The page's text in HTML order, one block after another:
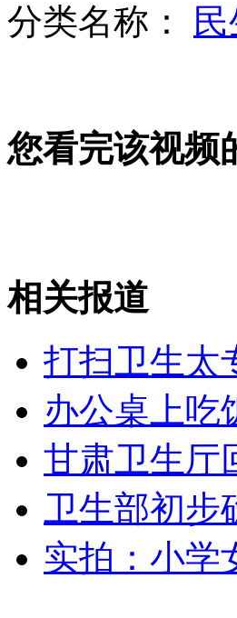
《大武当》暑期公映杨幂误伤
Super Junior世界巡演首尔落幕
山西运城恶犬咬伤多人 警民
女孩北京地铁殴打老人 痛下
无痛分娩是否安全 医生回应
分类名称：
您看完该视频
相关报道
打扫卫生太
办公桌上吃
甘肃卫生厅
卫生部初步
实拍：小学